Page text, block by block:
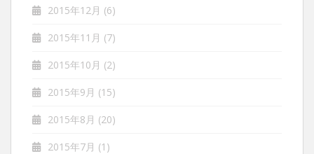
2015年12月 (6)
2015年11月 (7)
2015年10月 (2)
2015年9月 (15)
2015年8月 (20)
2015年7月 (1)